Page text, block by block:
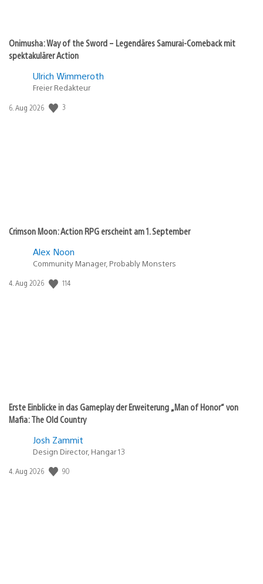
Onimusha: Way of the Sword – Legendäres Samurai-Comeback mit
spektakulärer Action
Ulrich Wimmeroth
Freier Redakteur
Veröffentlichungsdatum:
6. Aug 2026 3
Crimson Moon: Action RPG erscheint am 1. September
Alex Noon
Community Manager, Probably Monsters
Veröffentlichungsdatum:
4. Aug 2026 114
Erste Einblicke in das Gameplay der Erweiterung „Man of Honor“ von
Mafia: The Old Country
Josh Zammit
Design Director, Hangar 13
Veröffentlichungsdatum:
4. Aug 2026 90